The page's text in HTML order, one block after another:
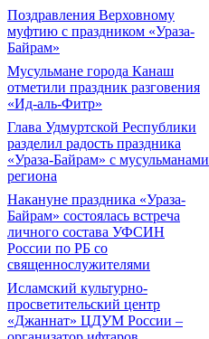
Поздравления Верховному
муфтию с праздником «Ураза-
Байрам»
Мусульмане города Канаш
отметили праздник разговения
«Ид-аль-Фитр»
Глава Удмуртской Республики
разделил радость праздника
«Ураза-Байрам» с мусульманами
региона
Накануне праздника «Ураза-
Байрам» состоялась встреча
личного состава УФСИН
России по РБ со
священнослужителями
Исламский культурно-
просветительский центр
«Джаннат» ЦДУМ России –